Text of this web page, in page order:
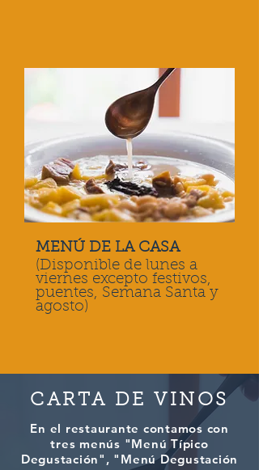
MENÚ DE LA CASA
(Disponible de lunes a
viernes excepto festivos,
puentes, Semana Santa y
agosto)
CARTA DE VINOS
En el restaurante contamos con
tres menús "Menú Típico
Degustación", "Menú Degustación